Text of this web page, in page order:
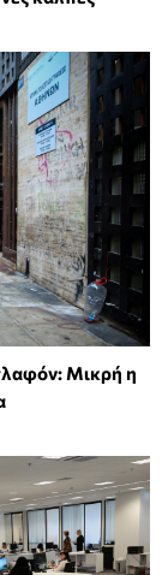
Μικρή η